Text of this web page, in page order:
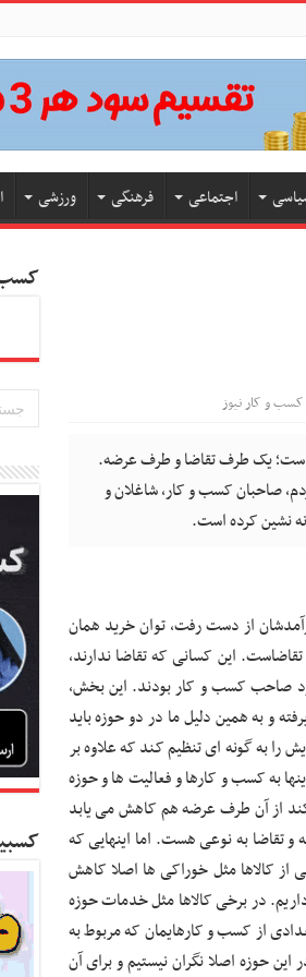
اجتماعی فرهنگی ورزشی
و کار نیوز
است؛ یک طرف تقاضا و طرف عرضه.
صاحبان کسب و کار، شاغلان و
نشین کرده است.
از دست رفت، توان خرید همان
این کسانی که تقاضا ندارند،
صاحب کسب و کار بودند. این بخش،
و به همین دلیل ما در دو حوزه باید
را به گونه ای تنظیم کند که علاوه بر
به کسب و کارها و فعالیت ها و حوزه
از آن طرف عرضه هم کاهش می یابد
تقاضا به نوعی هست. اما اینهایی که
از کالاها مثل خوراکی ها اصلا کاهش
در برخی کالاها مثل خدمات حوزه
از کسب و کارهایمان که مربوط به
این حوزه اصلا نگران نیستیم و برای آن
کسب